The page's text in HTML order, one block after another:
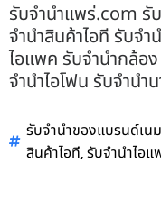
รับจํานําแพร่.com รั
จำนำสินค้าไอที รับจ
ไอแพค รับจำนำกล้อ
จำนำไอโฟน รับจำนำ
รับจำนำของแบรนด์เนม
สินค้าไอที,รับจำนำไอแ